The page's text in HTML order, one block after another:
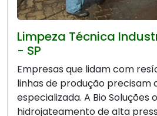
Limpeza Técnica
- SP
Empresas que lidam com
linhas de produção precisam
especializada. A Bio Soluções
hidrojateamento de alta